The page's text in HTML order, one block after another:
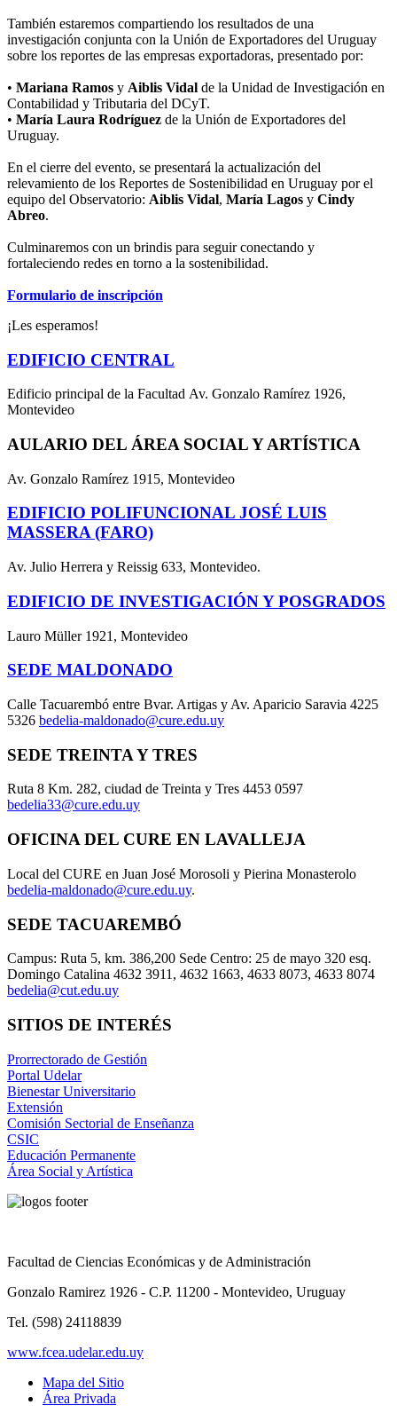
También estaremos compartiendo los resultados de una
investigación conjunta con la Unión de Exportadores del Uruguay
sobre los reportes de las empresas exportadoras, presentado por:
• Mariana Ramos y Aiblis Vidal de la Unidad de Investigación en
Contabilidad y Tributaria del DCyT.
• María Laura Rodríguez de la Unión de Exportadores del
Uruguay.
En el cierre del evento, se presentará la actualización del
relevamiento de los Reportes de Sostenibilidad en Uruguay por el
equipo del Observatorio: Aiblis Vidal, María Lagos y Cindy
Abreo.
Culminaremos con un brindis para seguir conectando y
fortaleciendo redes en torno a la sostenibilidad.
Formulario de inscripción
¡Les esperamos!
EDIFICIO CENTRAL
Edificio principal de la Facultad Av. Gonzalo Ramírez 1926,
Montevideo
AULARIO DEL ÁREA SOCIAL Y ARTÍSTICA
Av. Gonzalo Ramírez 1915, Montevideo
EDIFICIO POLIFUNCIONAL JOSÉ LUIS
MASSERA (FARO)
Av. Julio Herrera y Reissig 633, Montevideo.
EDIFICIO DE INVESTIGACIÓN Y POSGRADOS
Lauro Müller 1921, Montevideo
SEDE MALDONADO
Calle Tacuarembó entre Bvar. Artigas y Av. Aparicio Saravia 4225
5326 bedelia-maldonado@cure.edu.uy
SEDE TREINTA Y TRES
Ruta 8 Km. 282, ciudad de Treinta y Tres 4453 0597
bedelia33@cure.edu.uy
OFICINA DEL CURE EN LAVALLEJA
Local del CURE en Juan José Morosoli y Pierina Monasterolo
bedelia-maldonado@cure.edu.uy.
SEDE TACUAREMBÓ
Campus: Ruta 5, km. 386,200 Sede Centro: 25 de mayo 320 esq.
Domingo Catalina 4632 3911, 4632 1663, 4633 8073, 4633 8074
bedelia@cut.edu.uy
SITIOS DE INTERÉS
Prorrectorado de Gestión
Portal Udelar
Bienestar Universitario
Extensión
Comisión Sectorial de Enseñanza
CSIC
Educación Permanente
Área Social y Artística
Facultad de Ciencias Económicas y de Administración
Gonzalo Ramirez 1926 - C.P. 11200 - Montevideo, Uruguay
Tel. (598) 24118839
www.fcea.udelar.edu.uy
Mapa del Sitio
Área Privada